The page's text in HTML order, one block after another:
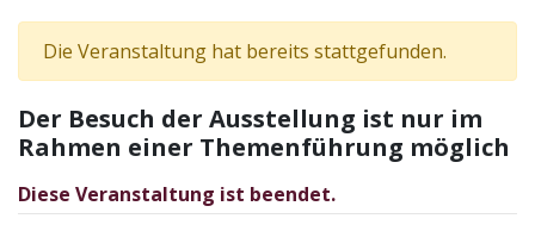
Die Veranstaltung hat bereits stattgefunden.
Der Besuch der Ausstellung ist nur im
Rahmen einer Themenführung möglich
Diese Veranstaltung ist beendet.